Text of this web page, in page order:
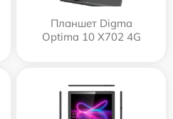
Планшет Digma
Optima 10 X702 4G